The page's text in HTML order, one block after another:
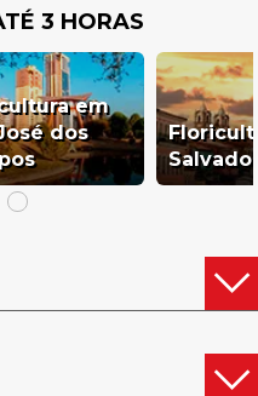
3 HORAS
em
dos